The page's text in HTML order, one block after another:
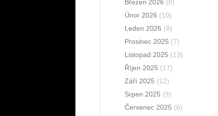
Březen 2026 (8)
Únor 2026 (10)
Leden 2026 (8)
Prosinec 2025 (7)
Listopad 2025 (13)
Říjen 2025 (17)
Září 2025 (12)
Srpen 2025 (9)
Červenec 2025 (6)